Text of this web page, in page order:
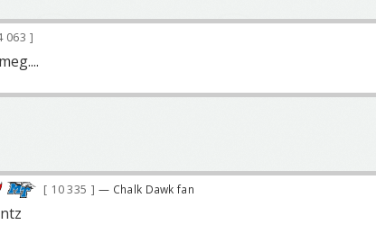
063
10 335 — Chalk Dawk fan